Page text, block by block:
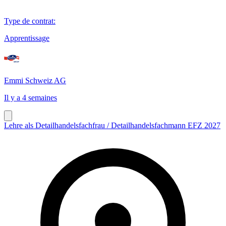
Type de contrat:
Apprentissage
Emmi Schweiz AG
Il y a 4 semaines
Lehre als Detailhandelsfachfrau / Detailhandelsfachmann EFZ 2027